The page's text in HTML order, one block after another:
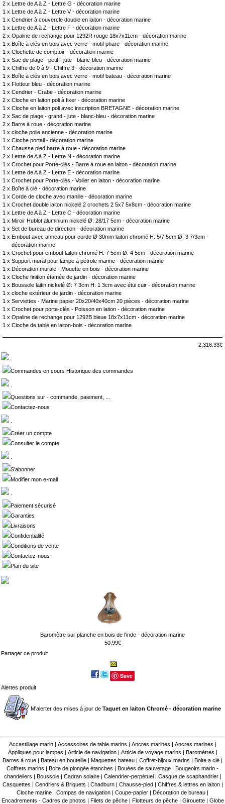
2 x
Lettre de A à Z - Lettre G - décoration marine
1 x
Lettre de A à Z - Lettre V - décoration marine
1 x Cendrier à couvercle double en laiton - décoration marine
1 x
Lettre de A à Z - Lettre F - décoration marine
2 x Opaline de rechange pour 1292R rouge 18x7x11cm - décoration marine
1 x Boîte à clés en bois avec verre - motif phare - décoration marine
1 x Clochette de comptoir - décoration marine
1 x Sac de plage - petit - jute - blanc-bleu - décoration marine
1 x Chiffre de 0 à 9 - Chiffre 3 - décoration marine
1 x Boîte à clés en bois avec verre - motif bateau - décoration marine
1 x Flotteur bleu - décoration marine
1 x Cendrier - Crabe - décoration marine
2 x Cloche en laiton poli à fixer - décoration marine
1 x Cloche en laiton poli avec inscription BRETAGNE - décoration marine
2 x Sac de plage - grand - jute - blanc-bleu - décoration marine
2 x Barre à roue - décoration marine
1 x cloche polie ancienne - décoration marine
1 x Cloche portail - décoration marine
1 x Chausse pied barre à roue - décoration marine
2 x
Lettre de A à Z - Lettre N - décoration marine
1 x Crochet pour Porte-clés - Barre à roue en laiton - décoration marine
1 x
Lettre de A à Z - Lettre E - décoration marine
1 x Crochet pour Porte-clés - Voilier en laiton - décoration marine
2 x Boîte à clé - décoration marine
1 x Corde de cloche avec manille - décoration marine
1 x Crochet double laiton nickelé 2 crochets 2 5x7 5x8cm - décoration marine
1 x
Lettre de A à Z - Lettre C - décoration marine
1 x Miroir Hublot aluminium nickelé Ø: 28/17 5cm - décoration marine
1 x Set de bureau de direction - décoration marine
1 x Embout avec anneau pour corde Ø 30mm laiton chromé H: 5/7 5cm Ø: 3 7/3cm -
décoration marine
1 x Crochet pour embout laiton chromé H: 7 5cm Ø: 4 5cm - décoration marine
1 x Support mural pour lampe à pétrole marine - décoration marine
1 x Décoration murale - Mouette en bois - décoration marine
1 x Cloche finition étamée de jardin - décoration marine
1 x Boussole laitin nickelé Ø: 7 3cm H: 1 3cm avec étui cuir - décoration marine
1 x cloche extérieur de jardin - décoration marine
1 x Serviettes - Marine papier 20x20/40x40cm 20 pièces - décoration marine
1 x Crochet pour porte-clés - Poisson en laiton - décoration marine
1 x Opaline de rechange pour 1292B bleue 18x7x11cm - décoration marine
1 x Cloche de table en laiton-bois - décoration marine
2,316.33€
Commandes en cours Historique des commandes
Questions sur - commande, paiement, ...
Contactez-nous
Créer un compte
Consulter le compte
S'abonner
Modifier mon e-mail
Paiement sécurisé
Garanties
Livraisons
Confidentialité
Conditions de vente
Contactez-nous
Plan du site
Baromètre sur planche en bois de l'inde - décoration marine
50.99€
Partager ce produit
Save
Alertes produit
M'alerter des mises à jour de Taquet en laiton Chromé - décoration marine
Accastillage marin| Accessoires de table marins Ancres marines Ancres marines
Appliques pour lampes
Article de navigation| Article de voyage marins Baromètres
Barres à roue
Bateau en bouteille Maquettes bateau Coffret-bijoux marins Boite a clé
Coffrets marins
Boite de plongée étanches Bouées de sauvetage
Bougeoirs marin -
chandeliers
Boussole| Cadran solaire| Calendrier-perpétuel Casque de scaphandrier|
Casquettes
Cendriers & Briquets Chadburn| Chausse-pied Chiffres & lettres en laiton|
Cloche marine
Compas de navigation Coupe-papier Décoration de bureau
Encadrements - Cadres de photos
Filets de pêche| Flotteurs de pêche| Girouette| Globe